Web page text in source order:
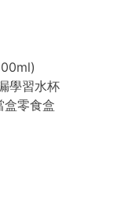
學習水杯
盒零食盒